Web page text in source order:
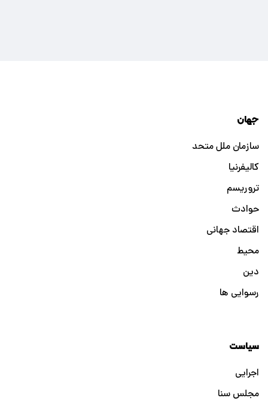
جهان
سازمان ملل متحد
کالیفرنیا
تروریسم
حوادث
اقتصاد جهانی
محیط
دین
رسوایی ها
سیاست
اجرایی
مجلس سنا